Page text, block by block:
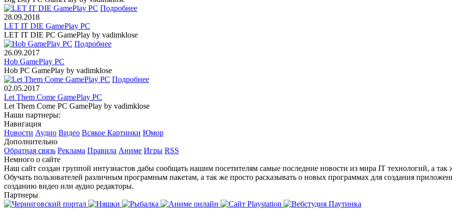
Подробнее
28.09.2018
LET IT DIE GamePlay PC
LET IT DIE PC GamePlay by vadimklose
Подробнее
26.09.2017
Hob GamePlay PC
Hob PC GamePlay by vadimklose
Подробнее
02.05.2017
Let Them Come GamePlay PC
Let Them Come PC GamePlay by vadimklose
Наши партнеры:
Навигация
Новости Аудио Видео Всякое Картинки Юмор
Дополнительно
Обратная связь Реклама Правила Аниме Игры RSS
Немного о сайте
Наш сайт создан группой интузиастов дабы сообщать нашим посетителям самые последние новости из мира IT технологий, а
Обучать пользователей различным програмным пакетам, а так же просто расказывать о новых программах для создания
созданию видео или аудио редакторы.
Партнеры